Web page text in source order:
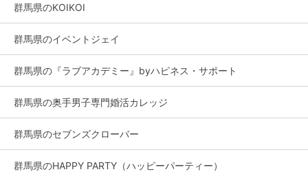
群馬県のKOIKOI
群馬県のイベントジェイ
群馬県の『ラブアカデミー』byハピネス・サポート
群馬県の奥手男子専門婚活カレッジ
群馬県のセブンズクローバー
群馬県のHAPPY PARTY（ハッピーパーティー）